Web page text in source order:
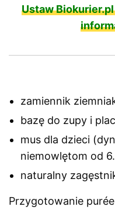
Ustaw
zamiennik
bazę do zupy i
mus dla dzieci
niemowlętom od
naturalny
Przygotowanie